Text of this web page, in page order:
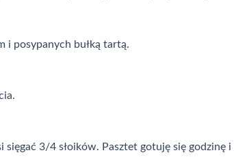
i posypanych bułką tartą.
3/4 słoików. Pasztet gotuję się godzinę